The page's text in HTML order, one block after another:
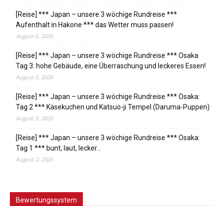
[Reise] *** Japan – unsere 3 wöchige Rundreise ***
Aufenthalt in Hakone *** das Wetter muss passen!
August 6, 2026
[Reise] *** Japan – unsere 3 wöchige Rundreise *** Osaka
Tag 3: hohe Gebäude, eine Überraschung und leckeres Essen!
August 5, 2026
[Reise] *** Japan – unsere 3 wöchige Rundreise *** Osaka:
Tag 2 *** Käsekuchen und Katsuo-ji Tempel (Daruma-Puppen)
August 3, 2026
[Reise] *** Japan – unsere 3 wöchige Rundreise *** Osaka:
Tag 1 *** bunt, laut, lecker…
August 2, 2026
Bewertungssystem